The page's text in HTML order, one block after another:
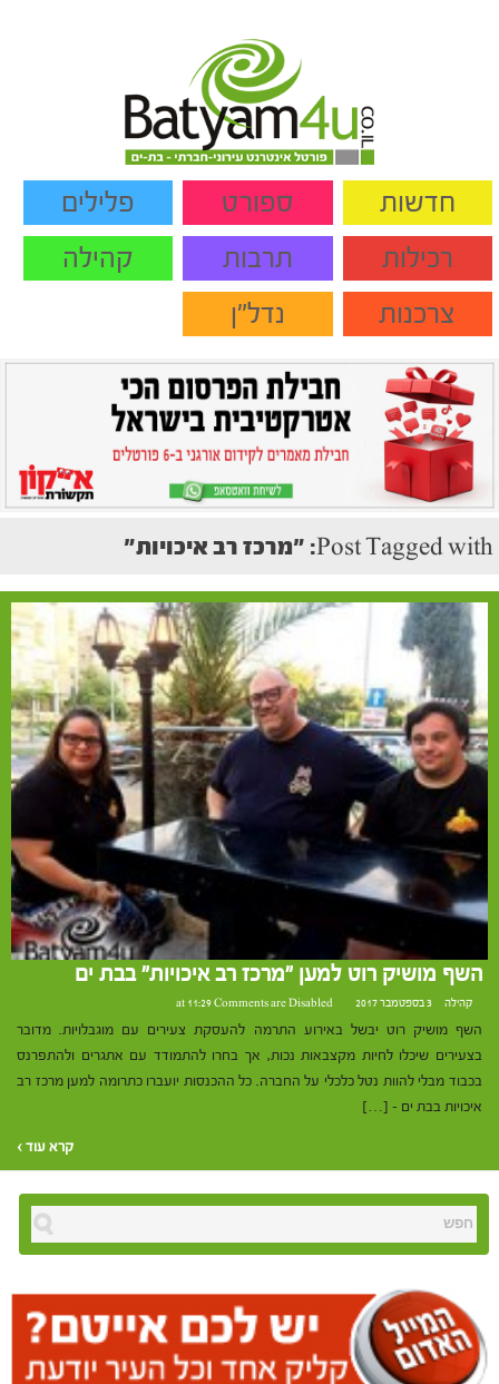
חדשות ספורט
פלילים
רכילות
תרבות
קהילה
צרכנות
נדל"ן
Post Tagged with: "מרכז רב איכויות"
השף מושיק רוט למען "מרכז רב איכויות" בבת ים
קהילה 3 בספטמבר 2017 at 11:29 Comments are Disabled
השף מושיק רוט יבשל באירוע התרמה להעסקת צעירים עם מוגבלויות. מדובר
בצעירים שיכלו לחיות מקצבאות נכות, אך בחרו להתמודד עם אתגרים ולהתפרנס
בכבוד מבלי להוות נטל כלכלי על החברה. כל ההכנסות יועברו כתרומה למען מרכז רב
איכויות בבת ים – […]
קרא עוד ›